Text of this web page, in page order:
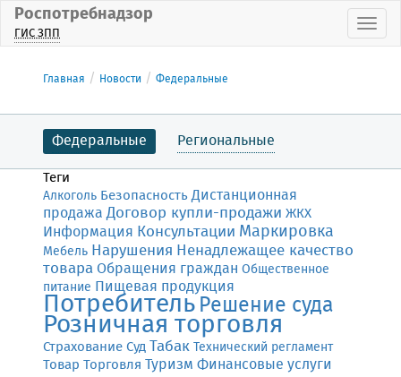
Роспотребнадзор
ГИС ЗПП
Главная Новости Федеральные
Федеральные Региональные
Теги
Алкоголь БезопасностьДистанционная
продажа Договор купли-продажи ЖКХ
Информация Консультации Маркировка
Мебель Нарушения Ненадлежащее качество
товара Обращения граждан Общественное
питание Пищевая продукция
ПотребительРешение суда
Розничная торговля
СтрахованиеСудТабакТехнический регламент
Товар Торговля Туризм Финансовые услуги